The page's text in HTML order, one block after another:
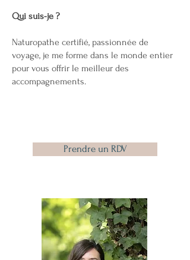
Qui suis-je ?
Naturopathe certifié, passionnée de
voyage, je me forme dans le monde entier
pour vous offrir le meilleur des
accompagnements.
Prendre un RDV